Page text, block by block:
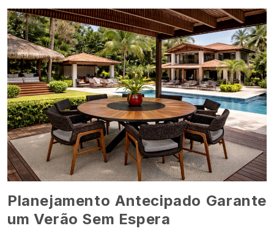
Planejamento Antecipado Garante
um Verão Sem Espera